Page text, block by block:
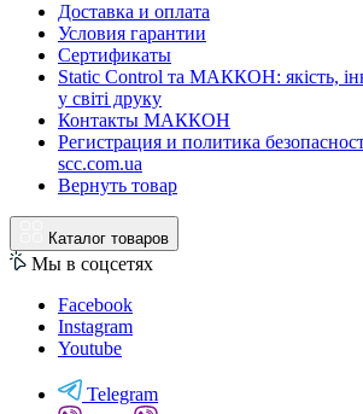
Доставка и оплата
Условия гарантии
Сертификаты
Static Control та МАККОН: якість,
у світі друку
Контакты МАККОН
Регистрация и политика
scc.com.ua
Вернуть товар
Каталог товаров
Мы в соцсетях
Facebook
Instagram
Youtube
Telegram